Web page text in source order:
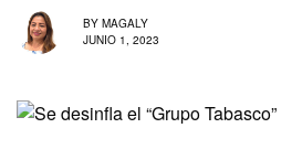
BY MAGALY
JUNIO 1, 2023